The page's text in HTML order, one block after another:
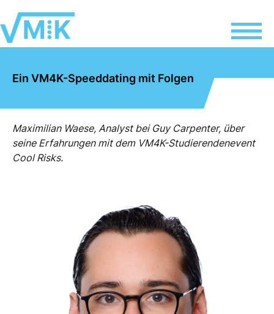
Ein VM4K-Speeddating mit Folgen
Maximilian Waese, Analyst bei Guy Carpenter, über
seine Erfahrungen mit dem VM4K-Studierendenevent
Cool Risks.